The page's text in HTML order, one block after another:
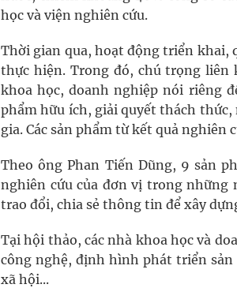
học và viện nghiên cứu.
Thời gian qua, hoạt động triển khai,
thực hiện. Trong đó, chú trọng liên
khoa học, doanh nghiệp nói riêng
phẩm hữu ích, giải quyết thách thức,
gia. Các sản phẩm từ kết quả
Theo ông Phan Tiến Dũng, 9 sản
nghiên cứu của đơn vị trong những
trao đổi, chia sẻ thông tin để xây
Tại hội thảo, các nhà khoa học và
công nghệ, định hình phát triển sản
xã hội...